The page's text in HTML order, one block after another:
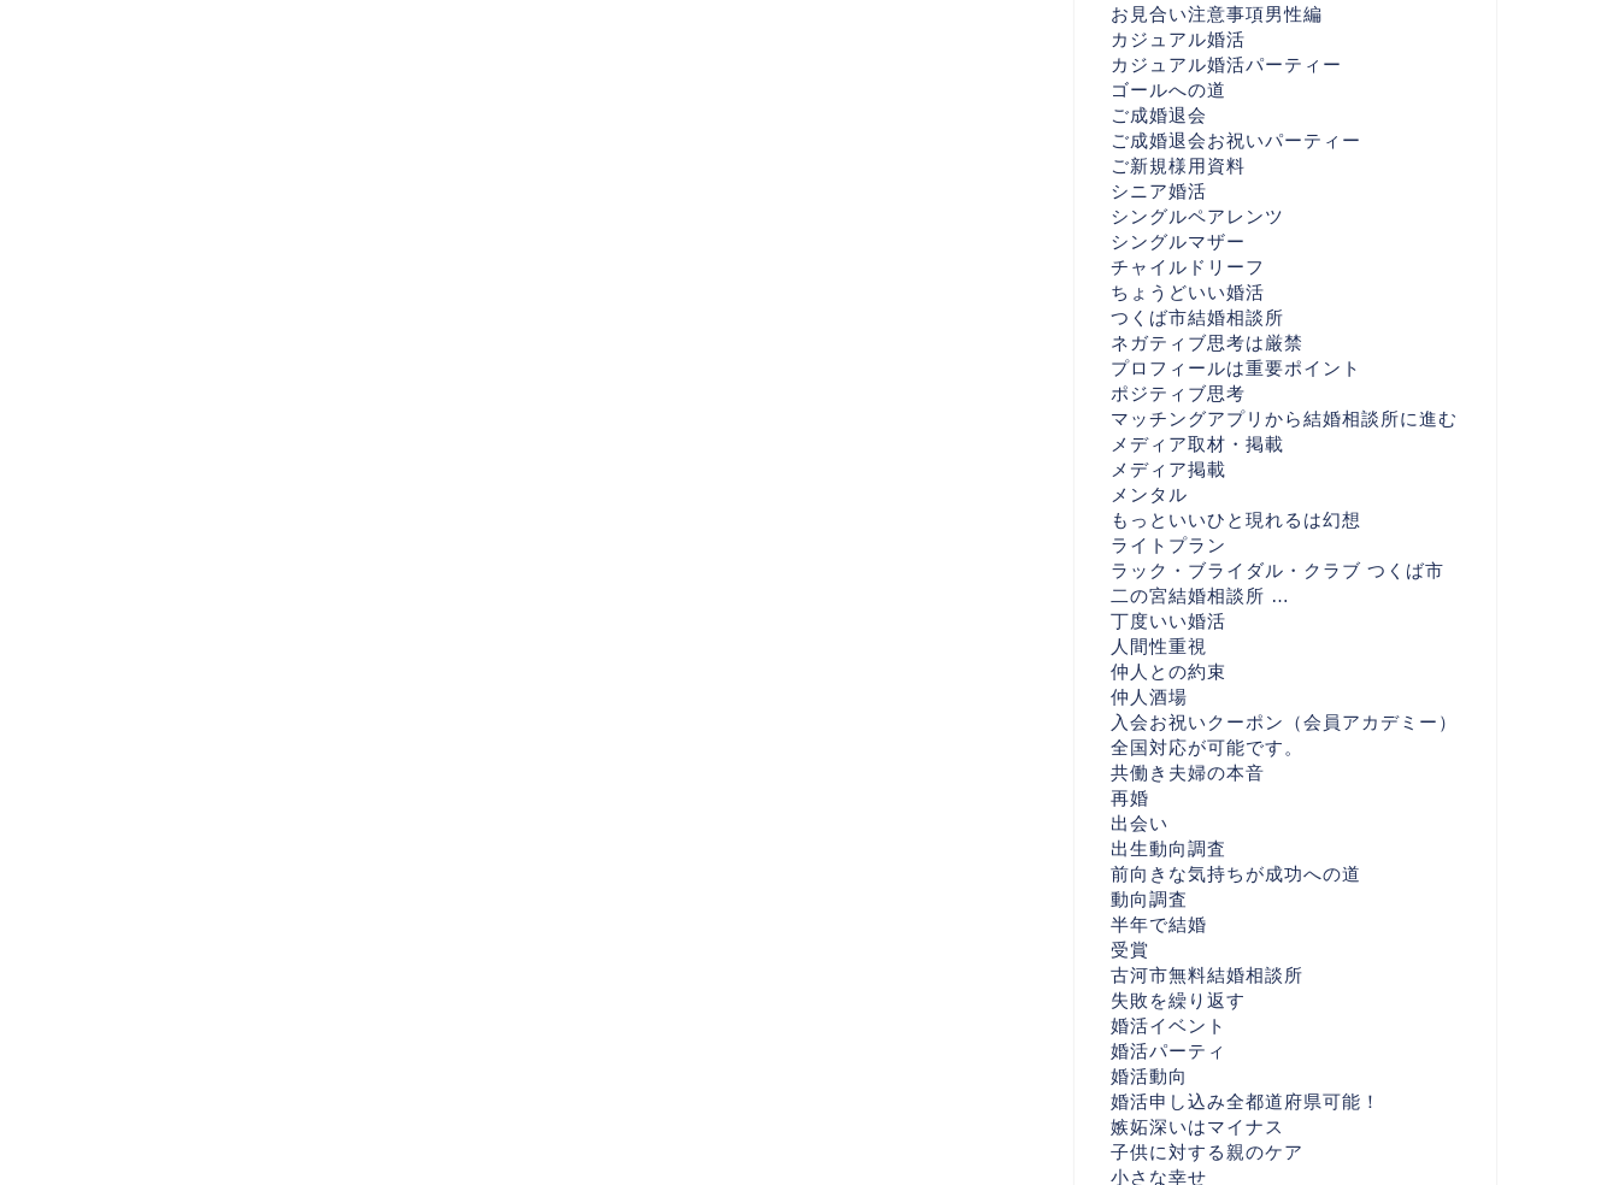
お見合い注意事項男性編
カジュアル婚活
カジュアル婚活パーティー
ゴールへの道
ご成婚退会
ご成婚退会お祝いパーティー
ご新規様用資料
シニア婚活
シングルペアレンツ
シングルマザー
チャイルドリーフ
ちょうどいい婚活
つくば市結婚相談所
ネガティブ思考は厳禁
プロフィールは重要ポイント
ポジティブ思考
マッチングアプリから結婚相談所に進む
メディア取材・掲載
メディア掲載
メンタル
もっといいひと現れるは幻想
ライトプラン
ラック・ブライダル・クラブ つくば市
二の宮結婚相談所 …
丁度いい婚活
人間性重視
仲人との約束
仲人酒場
入会お祝いクーポン（会員アカデミー）
全国対応が可能です。
共働き夫婦の本音
再婚
出会い
出生動向調査
前向きな気持ちが成功への道
動向調査
半年で結婚
受賞
古河市無料結婚相談所
失敗を繰り返す
婚活イベント
婚活パーティ
婚活動向
婚活申し込み全都道府県可能！
嫉妬深いはマイナス
子供に対する親のケア
小さな幸せ